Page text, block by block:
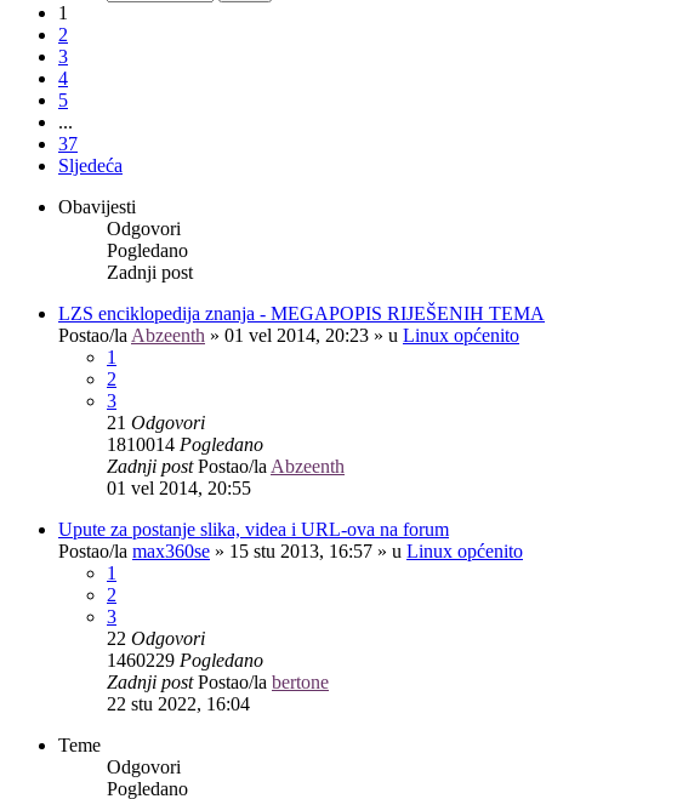
1
2
3
4
5
...
37
Sljedeća
Obavijesti
Odgovori
Pogledano
Zadnji post
LZS enciklopedija znanja - MEGAPOPIS RIJEŠENIH TEMA
Postao/la Abzeenth » 01 vel 2014, 20:23 » u Linux općenito
1
2
3
21 Odgovori
1810014 Pogledano
Zadnji postPostao/la Abzeenth
01 vel 2014, 20:55
Upute za postanje slika, videa i URL-ova na forum
Postao/la max360se » 15 stu 2013, 16:57 » u Linux općenito
1
2
3
22 Odgovori
1460229 Pogledano
Zadnji postPostao/la bertone
22 stu 2022, 16:04
Teme
Odgovori
Pogledano